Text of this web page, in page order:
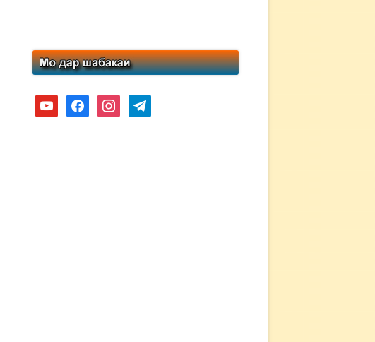
youtubefacebookinstagramtelegram